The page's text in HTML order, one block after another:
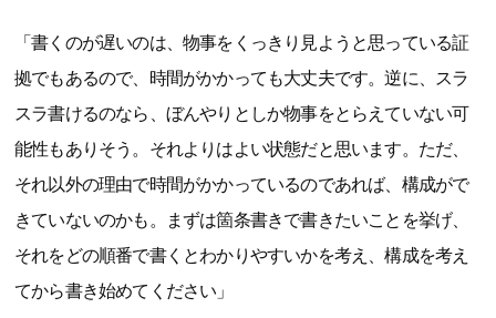
「書くのが遅いのは、物事をくっきり見ようと思っている証
拠でもあるので、時間がかかっても大丈夫です。逆に、スラ
スラ書けるのなら、ぼんやりとしか物事をとらえていない可
能性もありそう。それよりはよい状態だと思います。ただ、
それ以外の理由で時間がかかっているのであれば、構成がで
きていないのかも。まずは箇条書きで書きたいことを挙げ、
それをどの順番で書くとわかりやすいかを考え、構成を考え
てから書き始めてください」